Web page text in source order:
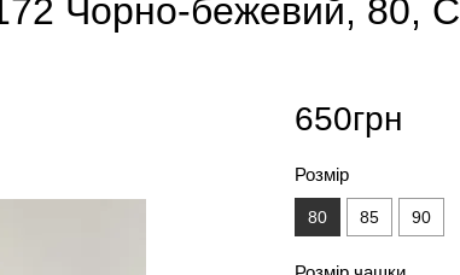
Чорно-бежевий, 80, C
650грн
Розмір
80 85 90